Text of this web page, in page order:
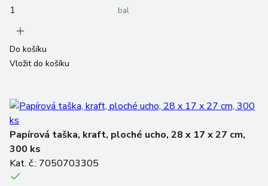
bal
Do košíku
Vložit do košíku
Papírová taška, kraft, ploché ucho, 28 x 17 x 27 cm,
300 ks
Kat. č.: 7050703305